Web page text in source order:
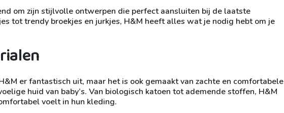
om zijn stijlvolle ontwerpen die perfect aansluiten bij de laatste
tot trendy broekjes en jurkjes, H&M heeft alles wat je nodig hebt om je
er fantastisch uit, maar het is ook gemaakt van zachte en comfortabele
huid van baby’s. Van biologisch katoen tot ademende stoffen, H&M
voelt in hun kleding.